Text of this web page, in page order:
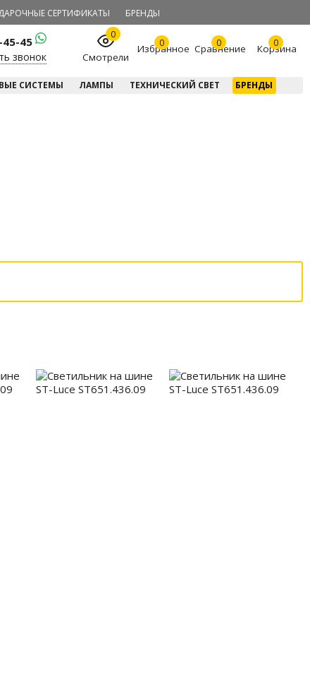
СЕРТИФИКАТЫ БРЕНДЫ
45-45
звонок
0
Смотрели
0
Избранное 0
Сравнение 0
Корзина
СИСТЕМЫ ЛАМПЫ ТЕХНИЧЕСКИЙ СВЕТ БРЕНДЫ